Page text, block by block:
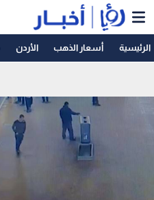
الرئيسية أسعار الذهب الأردن